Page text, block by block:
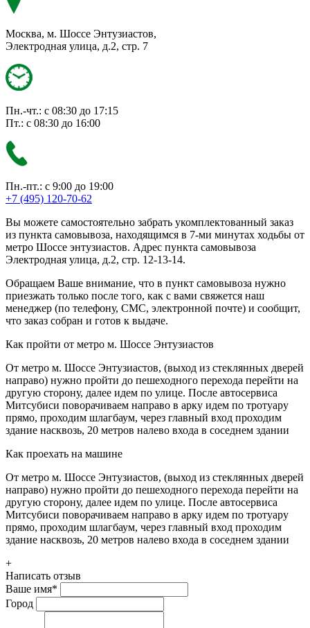
Москва, м. Шоссе Энтузиастов,
Электродная улица, д.2, стр. 7
Пн.-чт.: с 08:30 до 17:15
Пт.: с 08:30 до 16:00
Пн.-пт.: с 9:00 до 19:00
+7 (495) 120-70-62
Вы можете самостоятельно забрать укомплектованный заказ
из пункта самовывоза, находящимся в 7-ми минутах ходьбы от
метро Шоссе энтузиастов. Адрес пункта самовывоза
Электродная улица, д.2, стр. 12-13-14.
Обращаем Ваше внимание, что в пункт самовывоза нужно
приезжать только после того, как с вами свяжется наш
менеджер (по телефону, СМС, электронной почте) и сообщит,
что заказ собран и готов к выдаче.
Как пройти от метро м. Шоссе Энтузиастов
От метро м. Шоссе Энтузиастов, (выход из стеклянных дверей
направо) нужно пройти до пешеходного перехода перейти на
другую сторону, далее идем по улице. После автосервиса
Митсубиси поворачиваем направо в арку идем по тротуару
прямо, проходим шлагбаум, через главный вход проходим
здание насквозь, 20 метров налево входа в соседнем здании
Как проехать на машине
От метро м. Шоссе Энтузиастов, (выход из стеклянных дверей
направо) нужно пройти до пешеходного перехода перейти на
другую сторону, далее идем по улице. После автосервиса
Митсубиси поворачиваем направо в арку идем по тротуару
прямо, проходим шлагбаум, через главный вход проходим
здание насквозь, 20 метров налево входа в соседнем здании
+
Написать отзыв
Ваше имя*
Город